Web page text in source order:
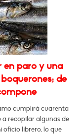
en paro y una
de
cumplirá cuarenta
a recopilar algunas de
oficio librero, lo que